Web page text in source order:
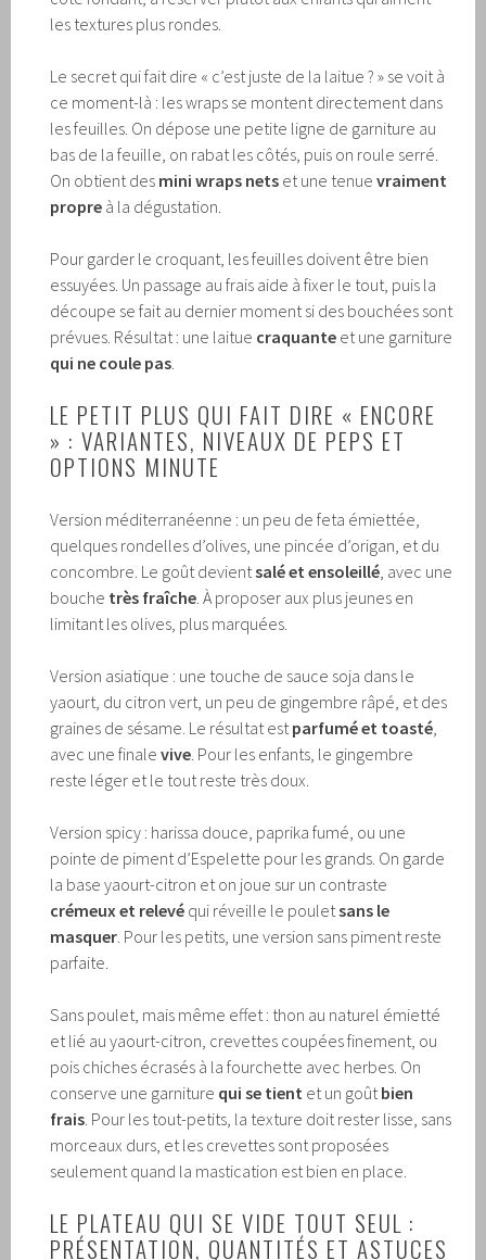
les textures plus rondes.
Le secret qui fait dire « c’est juste de la laitue ? » se voit à
ce moment-là : les wraps se montent directement dans
les feuilles. On dépose une petite ligne de garniture au
bas de la feuille, on rabat les côtés, puis on roule serré.
On obtient des mini wraps nets et une tenuevraiment
propre à la dégustation.
Pour garder le croquant, les feuilles doivent être bien
essuyées. Un passage au frais aide à fixer le tout, puis la
découpe se fait au dernier moment si des bouchées sont
prévues. Résultat : une laitue craquante et une garniture
qui ne coule pas.
LE PETIT PLUS QUI FAIT DIRE « ENCORE
» : VARIANTES, NIVEAUX DE PEPS ET
OPTIONS MINUTE
Version méditerranéenne : un peu de feta émiettée,
quelques rondelles d’olives, une pincée d’origan, et du
concombre. Le goût devientsalé et ensoleillé, avec une
bouche très fraîche. À proposer aux plus jeunes en
limitant les olives, plus marquées.
Version asiatique : une touche de sauce soja dans le
yaourt, du citron vert, un peu de gingembre râpé, et des
graines de sésame. Le résultat estparfumé et toasté,
avec une finalevive. Pour les enfants, le gingembre
reste léger et le tout reste très doux.
Version spicy : harissa douce, paprika fumé, ou une
pointe de piment d’Espelette pour les grands. On garde
la base yaourt-citron et on joue sur un contraste
crémeux et relevé qui réveille le pouletsans le
masquer. Pour les petits, une version sans piment reste
parfaite.
Sans poulet, mais même effet : thon au naturel émietté
et lié au yaourt-citron, crevettes coupées finement, ou
pois chiches écrasés à la fourchette avec herbes. On
conserve une garniture qui se tient et un goûtbien
frais. Pour les tout-petits, la texture doit rester lisse, sans
morceaux durs, et les crevettes sont proposées
seulement quand la mastication est bien en place.
LE PLATEAU QUI SE VIDE TOUT SEUL :
PRÉSENTATION, QUANTITÉS ET ASTUCES